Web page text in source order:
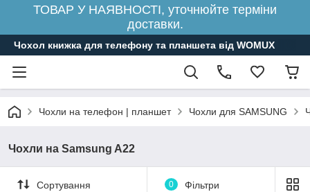
ТОВАР У НАЯВНОСТІ, уточнюйте терміни
доставки.
Чохол книжка для телефону та планшета від WOMUX
Чохли на телефон | планшет Чохли для SAMSUNG
Чохли на Samsung A22
Сортування 0 Фільтри